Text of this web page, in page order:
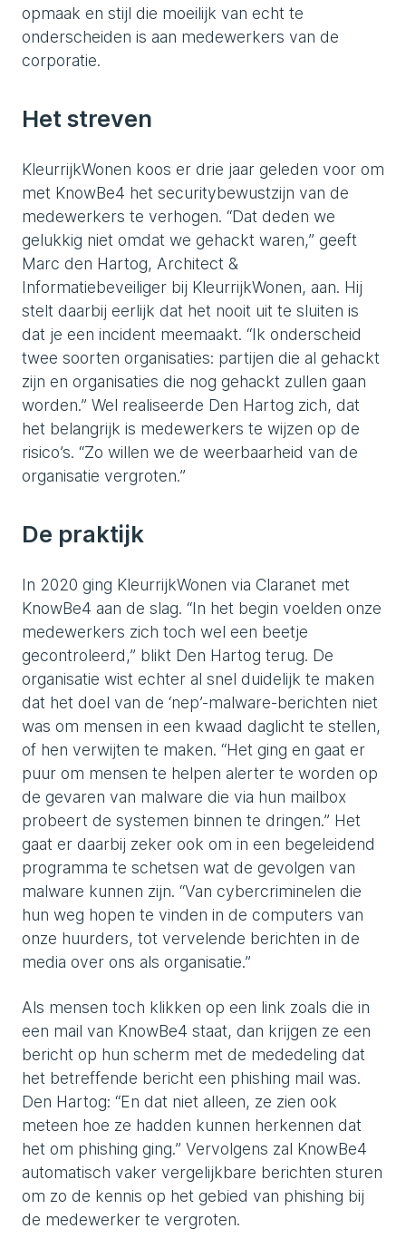
opmaak en stijl die moeilijk van echt te
onderscheiden is aan medewerkers van de
corporatie.
Het streven
KleurrijkWonen koos er drie jaar geleden voor om
met KnowBe4 het securitybewustzijn van de
medewerkers te verhogen. “Dat deden we
gelukkig niet omdat we gehackt waren,” geeft
Marc den Hartog, Architect &
Informatiebeveiliger bij KleurrijkWonen, aan. Hij
stelt daarbij eerlijk dat het nooit uit te sluiten is
dat je een incident meemaakt. “Ik onderscheid
twee soorten organisaties: partijen die al gehackt
zijn en organisaties die nog gehackt zullen gaan
worden.” Wel realiseerde Den Hartog zich, dat
het belangrijk is medewerkers te wijzen op de
risico’s. “Zo willen we de weerbaarheid van de
organisatie vergroten.”
De praktijk
In 2020 ging KleurrijkWonen via Claranet met
KnowBe4 aan de slag. “In het begin voelden onze
medewerkers zich toch wel een beetje
gecontroleerd,” blikt Den Hartog terug. De
organisatie wist echter al snel duidelijk te maken
dat het doel van de ‘nep’-malware-berichten niet
was om mensen in een kwaad daglicht te stellen,
of hen verwijten te maken. “Het ging en gaat er
puur om mensen te helpen alerter te worden op
de gevaren van malware die via hun mailbox
probeert de systemen binnen te dringen.” Het
gaat er daarbij zeker ook om in een begeleidend
programma te schetsen wat de gevolgen van
malware kunnen zijn. “Van cybercriminelen die
hun weg hopen te vinden in de computers van
onze huurders, tot vervelende berichten in de
media over ons als organisatie.”
Als mensen toch klikken op een link zoals die in
een mail van KnowBe4 staat, dan krijgen ze een
bericht op hun scherm met de mededeling dat
het betreffende bericht een phishing mail was.
Den Hartog: “En dat niet alleen, ze zien ook
meteen hoe ze hadden kunnen herkennen dat
het om phishing ging.” Vervolgens zal KnowBe4
automatisch vaker vergelijkbare berichten sturen
om zo de kennis op het gebied van phishing bij
de medewerker te vergroten.